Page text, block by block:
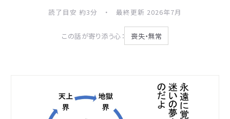
読了目安 約3分 ・ 最終更新 2026年7月
この話が寄り添う心： 喪失・無常